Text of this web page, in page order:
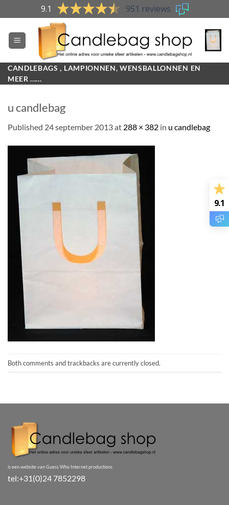
to
content
9.1 951 reviews
CANDLEBAGS , LAMPIONNEN, WENSBALLONNEN EN
MEER ......
u candlebag
Published 24 september 2013at 288 × 382 in u candlebag
Both comments and trackbacks are currently closed.
is een website van Guess Who Internet productions
tel:+31(0)24 7852298
9.1